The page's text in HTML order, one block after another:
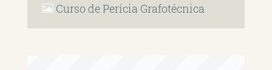
Curso de Perícia Grafotécnica